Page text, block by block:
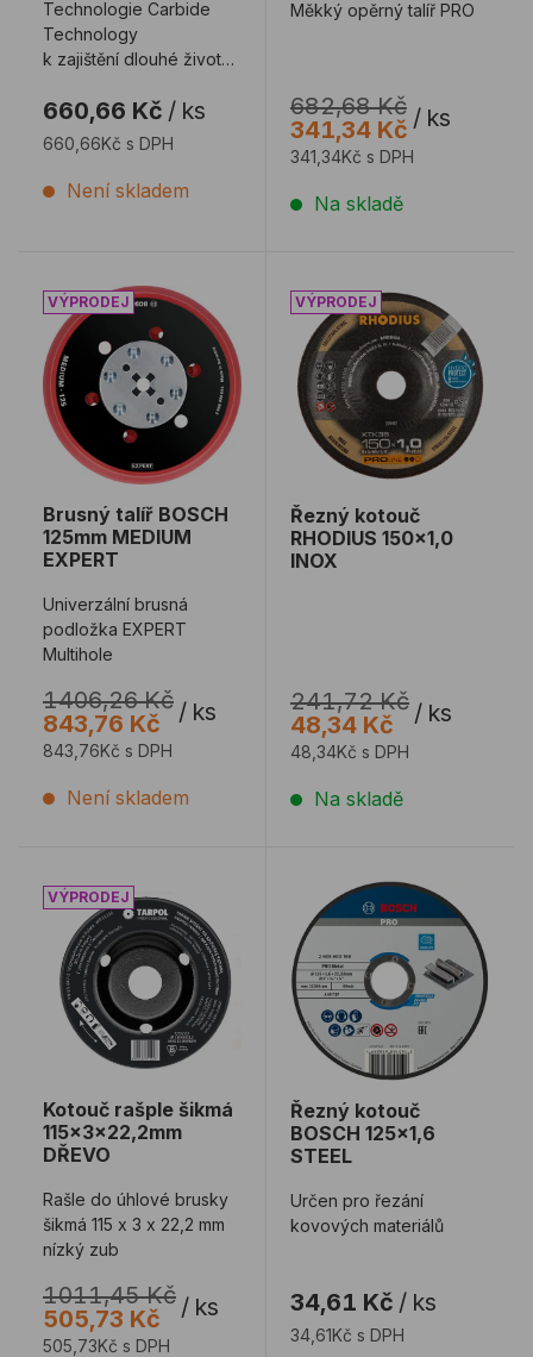
Technologie Carbide
Technology
k zajištění dlouhé životnosti
materiálů. Technolog ...
660,66 Kč / ks
660,66Kč s DPH
Není skladem
Měkký opěrný talíř PRO
682,68 Kč
341,34 Kč / ks
341,34Kč s DPH
Na skladě
Brusný talíř BOSCH 125mm MEDIUM EXPERT
Brusný talíř BOSCH
125mm MEDIUM
EXPERT
Univerzální brusná
podložka EXPERT
Multihole
1406,26 Kč
843,76 Kč
/ ks
843,76Kč s DPH
Není skladem
Řezný kotouč RHODIUS
Řezný kotouč
RHODIUS 150x1,0
INOX
241,72 Kč
48,34 Kč
/ ks
48,34Kč s DPH
Na skladě
Kotouč rašple šikmá 115x3x22,2mm DŘEVO
Kotouč rašple šikmá
115x3x22,2mm
DŘEVO
Rašle do úhlové brusky
šikmá 115 x 3 x 22,2 mm
nízký zub
1011,45 Kč
505,73 Kč
/ ks
505,73Kč s DPH
Řezný kotouč BOSCH
Řezný kotouč
BOSCH 125x1,6
STEEL
Určen pro řezání
kovových materiálů
34,61 Kč / ks
34,61Kč s DPH